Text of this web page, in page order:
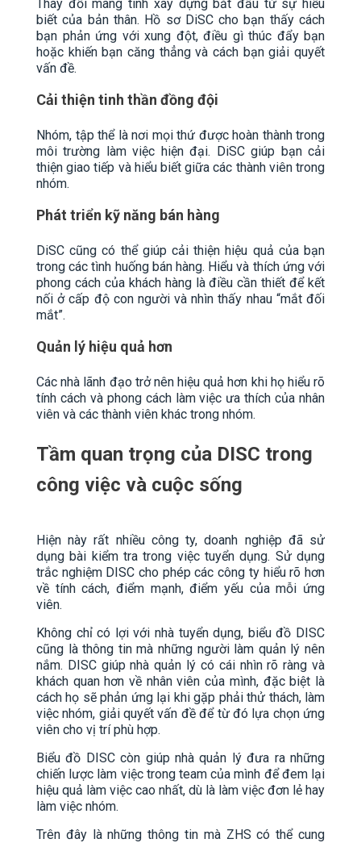
Thay đổi mang tính xây dựng bắt đầu từ sự hiểu
biết của bản thân. Hồ sơ DiSC cho bạn thấy cách
bạn phản ứng với xung đột, điều gì thúc đẩy bạn
hoặc khiến bạn căng thẳng và cách bạn giải quyết
vấn đề.
Cải thiện tinh thần đồng đội
Nhóm, tập thể là nơi mọi thứ được hoàn thành trong
môi trường làm việc hiện đại. DiSC giúp bạn cải
thiện giao tiếp và hiểu biết giữa các thành viên trong
nhóm.
Phát triển kỹ năng bán hàng
DiSC cũng có thể giúp cải thiện hiệu quả của bạn
trong các tình huống bán hàng. Hiểu và thích ứng với
phong cách của khách hàng là điều cần thiết để kết
nối ở cấp độ con người và nhìn thấy nhau “mắt đối
mắt”.
Quản lý hiệu quả hơn
Các nhà lãnh đạo trở nên hiệu quả hơn khi họ hiểu rõ
tính cách và phong cách làm việc ưa thích của nhân
viên và các thành viên khác trong nhóm.
Tầm quan trọng của DISC trong
công việc và cuộc sống
Hiện này rất nhiều công ty, doanh nghiệp đã sử
dụng bài kiểm tra trong việc tuyển dụng. Sử dụng
trắc nghiệm DISC cho phép các công ty hiểu rõ hơn
về tính cách, điểm mạnh, điểm yếu của mỗi ứng
viên.
Không chỉ có lợi với nhà tuyển dụng, biểu đồ DISC
cũng là thông tin mà những người làm quản lý nên
nắm. DISC giúp nhà quản lý có cái nhìn rõ ràng và
khách quan hơn về nhân viên của mình, đặc biệt là
cách họ sẽ phản ứng lại khi gặp phải thử thách, làm
việc nhóm, giải quyết vấn đề để từ đó lựa chọn ứng
viên cho vị trí phù hợp.
Biểu đồ DISC còn giúp nhà quản lý đưa ra những
chiến lược làm việc trong team của mình để đem lại
hiệu quả làm việc cao nhất, dù là làm việc đơn lẻ hay
làm việc nhóm.
Trên đây là những thông tin mà ZHS có thể cung